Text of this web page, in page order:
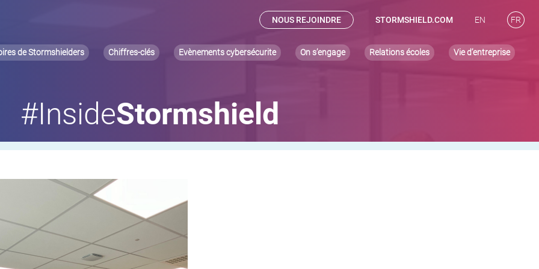
NOUS REJOINDRE STORMSHIELD.COM EN FR
de Stormshielders Chiffres-clés Evènements cybersécurite On s’engage Relations écoles Vie d’entreprise
#InsideStormshield